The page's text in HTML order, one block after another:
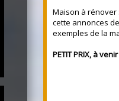
Maison à
cette annonces
exemples de la
PETIT PRIX, à